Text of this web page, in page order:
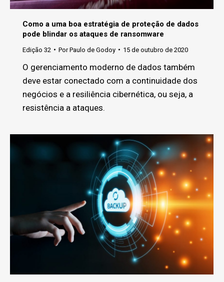
Como a uma boa estratégia de proteção de dados
pode blindar os ataques de ransomware
Edição 32 PorPaulo de Godoy 15 de outubro de 2020
O gerenciamento moderno de dados também
deve estar conectado com a continuidade dos
negócios e a resiliência cibernética, ou seja, a
resistência a ataques.